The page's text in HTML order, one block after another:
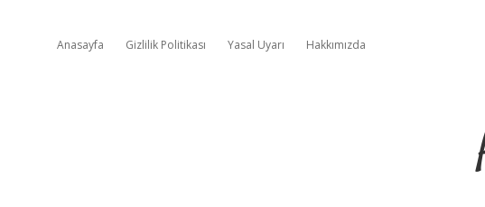
Anasayfa Gizlilik Politikası Yasal Uyarı Hakkımızda